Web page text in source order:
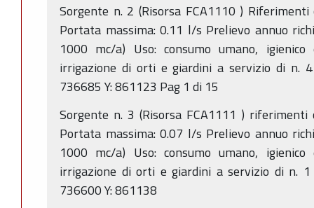
Sorgente n. 2 (Risorsa FCA1110 )
Portata massima: 0.11 l/s Prelievo annuo
1000 mc/a) Uso: consumo umano,
irrigazione di orti e giardini a servizio di n.
736685 Y: 861123 Pag 1 di 15
Sorgente n. 3 (Risorsa FCA1111 )
Portata massima: 0.07 l/s Prelievo annuo
1000 mc/a) Uso: consumo umano,
irrigazione di orti e giardini a servizio di n.
736600 Y: 861138